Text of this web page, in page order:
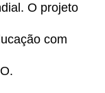
O projeto
com